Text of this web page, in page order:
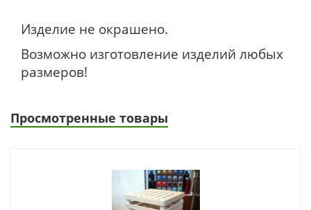
Изделие не окрашено.
Возможно изготовление изделий любых
размеров!
Просмотренные товары